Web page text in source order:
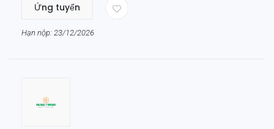
Ứng tuyển
Hạn nộp: 23/12/2026